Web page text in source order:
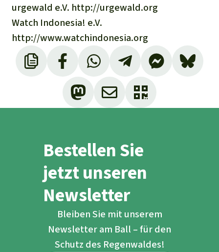
urgewald e.V. http://urgewald.org
Watch Indonesia! e.V.
http://www.watchindonesia.org
Bestellen Sie
jetzt unseren
Newsletter
Bleiben Sie mit unserem
Newsletter am Ball – für den
Schutz des Regenwaldes!